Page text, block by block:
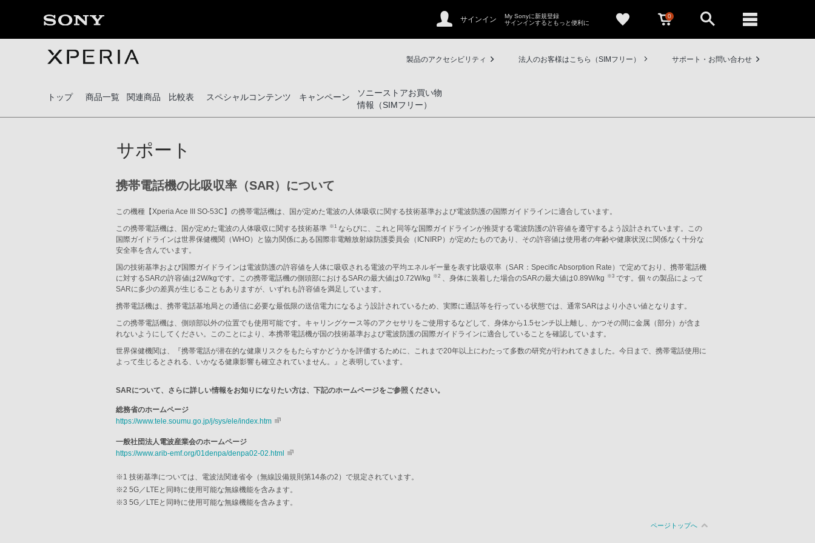
サインイン
My Sonyに新規登録
サインインするともっと便利に
0
製品のアクセシビリティ 法人のお客様はこちら（SIMフリー） サポート・お問い合わせ
トップ 商品一覧 関連商品 比較表 スペシャルコンテンツ キャンペーン
ソニーストアお買い物
情報（SIMフリー）
サポート
携帯電話機の比吸収率（SAR）について
この機種【Xperia Ace III SO-53C】の携帯電話機は、国が定めた電波の人体吸収に関する技術基準および電波防護の国際ガイドラインに適合しています。
この携帯電話機は、国が定めた電波の人体吸収に関する技術基準 ※1 ならびに、これと同等な国際ガイドラインが推奨する電波防護の許容値を遵守するよう設計されています。この
国際ガイドラインは世界保健機関（WHO）と協力関係にある国際非電離放射線防護委員会（ICNIRP）が定めたものであり、その許容値は使用者の年齢や健康状況に関係なく十分な
安全率を含んでいます。
国の技術基準および国際ガイドラインは電波防護の許容値を人体に吸収される電波の平均エネルギー量を表す比吸収率（SAR：Specific Absorption Rate）で定めており、携帯電話機
に対するSARの許容値は2W/kgです。この携帯電話機の側頭部におけるSARの最大値は0.72W/kg
※2 、身体に装着した場合のSARの最大値は0.89W/kg ※3 です。個々の製品によって
SARに多少の差異が生じることもありますが、いずれも許容値を満足しています。
携帯電話機は、携帯電話基地局との通信に必要な最低限の送信電力になるよう設計されているため、実際に通話等を行っている状態では、通常SARはより小さい値となります。
この携帯電話機は、側頭部以外の位置でも使用可能です。キャリングケース等のアクセサリをご使用するなどして、身体から1.5センチ以上離し、かつその間に金属（部分）が含ま
れないようにしてください。このことにより、本携帯電話機が国の技術基準および電波防護の国際ガイドラインに適合していることを確認しています。
世界保健機関は、『携帯電話が潜在的な健康リスクをもたらすかどうかを評価するために、これまで20年以上にわたって多数の研究が行われてきました。今日まで、携帯電話使用に
よって生じるとされる、いかなる健康影響も確立されていません。』と表明しています。
SARについて、さらに詳しい情報をお知りになりたい方は、下記のホームページをご参照ください。
総務省のホームページ
https://www.tele.soumu.go.jp/j/sys/ele/index.htm
一般社団法人電波産業会のホームページ
https://www.arib-emf.org/01denpa/denpa02-02.html
※1 技術基準については、電波法関連省令（無線設備規則第14条の2）で規定されています。
※2 5G／LTEと同時に使用可能な無線機能を含みます。
※3 5G／LTEと同時に使用可能な無線機能を含みます。
ページトップへ